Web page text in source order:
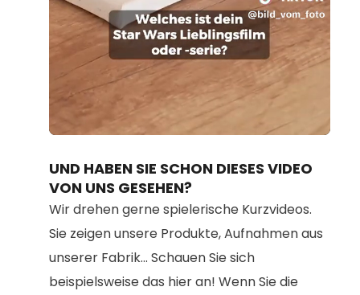
100.00%
UND HABEN SIE SCHON DIESES VIDEO
VON UNS GESEHEN?
Wir drehen gerne spielerische Kurzvideos.
Sie zeigen unsere Produkte, Aufnahmen aus
unserer Fabrik... Schauen Sie sich
beispielsweise das hier an! Wenn Sie die